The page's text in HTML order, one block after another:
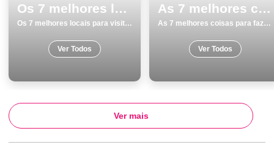
Os 7 melhores locais para visitar em Viseu
Os 7 melhores locais para visitar em Viseu
Ver Todos
As 7 melhores coisas para fazer e visitar na Lagoa
As 7 melhores coisas para fazer e visitar na Lagoa
Ver Todos
Ver mais